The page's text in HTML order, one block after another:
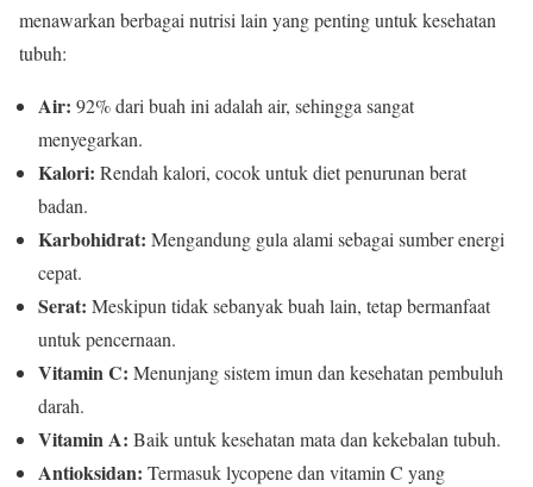
menawarkan berbagai nutrisi lain yang penting untuk kesehatan
tubuh:
Air: 92% dari buah ini adalah air, sehingga sangat
menyegarkan.
Kalori: Rendah kalori, cocok untuk diet penurunan berat
badan.
Karbohidrat: Mengandung gula alami sebagai sumber energi
cepat.
Serat: Meskipun tidak sebanyak buah lain, tetap bermanfaat
untuk pencernaan.
Vitamin C: Menunjang sistem imun dan kesehatan pembuluh
darah.
Vitamin A: Baik untuk kesehatan mata dan kekebalan tubuh.
Antioksidan: Termasuk lycopene dan vitamin C yang